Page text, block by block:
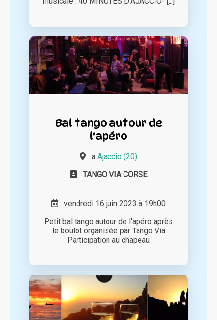
Bal tango autour de
l'apéro
à Ajaccio (20)
TANGO VIA CORSE
vendredi 16 juin 2023 à 19h00
Petit bal tango autour de l'apéro après
le boulot organisée par Tango Via
Participation au chapeau